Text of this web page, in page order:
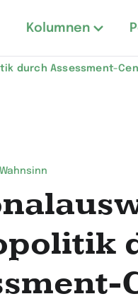
Kolumnen
durch Assessment-